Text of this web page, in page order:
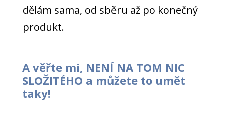
dělám sama, od sběru až po konečný
produkt.
A věřte mi, NENÍ NA TOM NIC
SLOŽITÉHO a můžete to umět
taky!